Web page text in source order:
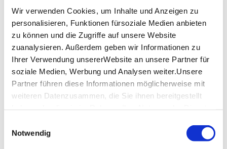
Wir verwenden Cookies, um Inhalte und Anzeigen zu
personalisieren, Funktionen fürsoziale Medien anbieten
zu können und die Zugriffe auf unsere Website
zuanalysieren. Außerdem geben wir Informationen zu
Ihrer Verwendung unsererWebsite an unsere Partner für
soziale Medien, Werbung und Analysen weiter.Unsere
Partner führen diese Informationen möglicherweise mit
weiteren Datenzusammen, die Sie ihnen bereitgestellt
Impressum
Notwendig
i-Punkt Fellbach
Marktplatz 2
70734 Fellbach
Telefon:+49 (0)711 5851-790
Mail:i-punkt@fellbach-tourismus.de
Website:www.fellbach.de
Planen Sie Ihre Anreise